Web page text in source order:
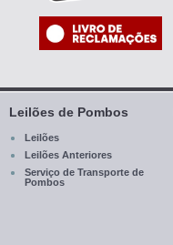
Leilões de Pombos
Leilões
Leilões Anteriores
Serviço de Transporte de
Pombos